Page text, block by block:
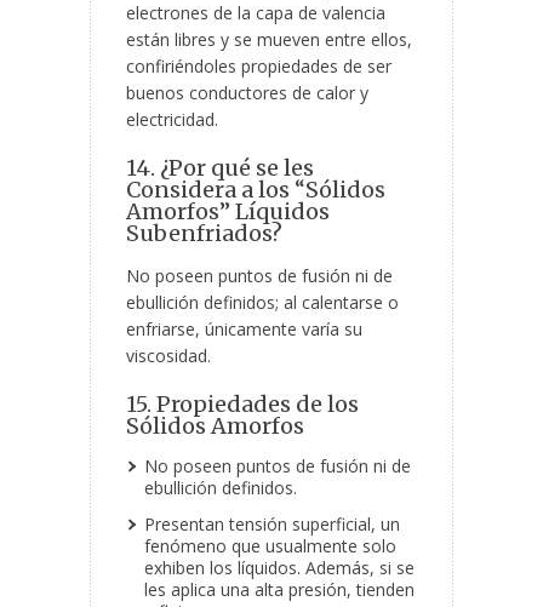
electrones de la capa de valencia
están libres y se mueven entre ellos,
confiriéndoles propiedades de ser
buenos conductores de calor y
electricidad.
14. ¿Por qué se les
Considera a los “Sólidos
Amorfos” Líquidos
Subenfriados?
No poseen puntos de fusión ni de
ebullición definidos; al calentarse o
enfriarse, únicamente varía su
viscosidad.
15. Propiedades de los
Sólidos Amorfos
No poseen puntos de fusión ni de
ebullición definidos.
Presentan tensión superficial, un
fenómeno que usualmente solo
exhiben los líquidos. Además, si se
les aplica una alta presión, tienden